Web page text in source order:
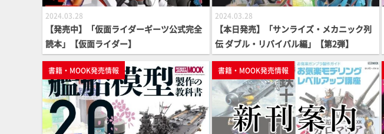
2024.03.28
【発売中】「仮面ライダーギーツ公式完全
読本」【仮面ライダー】
2024.03.28
【本日発売】「サンライズ・メカニック列
伝 ダブル・リバイバル編」【第2弾】
書籍・MOOK発売情報 書籍・MOOK発売情報